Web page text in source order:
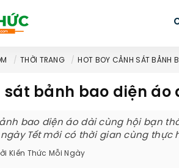
THỜI TRANG HOT BOY CẢNH SÁT BẢNH
sát bảnh bao diện
bao diện áo dài cùng hội bạn
Tết mới có thời gian cùng thực
Kiến Thức Mỗi Ngày